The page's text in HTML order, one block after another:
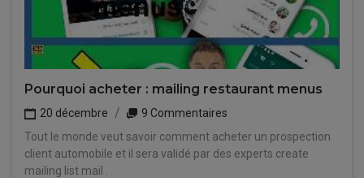
Pourquoi acheter : mailing restaurant menus
20 décembre
9 Commentaires
Tout le monde veut savoir comment acheter un prospection
client automobile et il sera validé par des experts create
mailing list mail .